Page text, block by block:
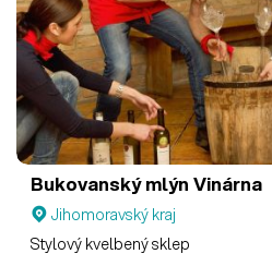
Bukovanský mlýn Vinárna
Jihomoravský kraj
Stylový kvelbený sklep